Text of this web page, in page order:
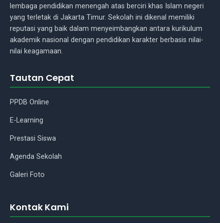
lembaga pendidikan menengah atas berciri khas Islam negeri
yang terletak di Jakarta Timur. Sekolah ini dikenal memiliki
reputasi yang baik dalam menyeimbangkan antara kurikulum
akademik nasional dengan pendidikan karakter berbasis nilai-
nilai keagamaan.
Tautan Cepat
PPDB Online
E-Learning
Prestasi Siswa
Agenda Sekolah
Galeri Foto
Kontak Kami
yang bisa saya bantu tentang